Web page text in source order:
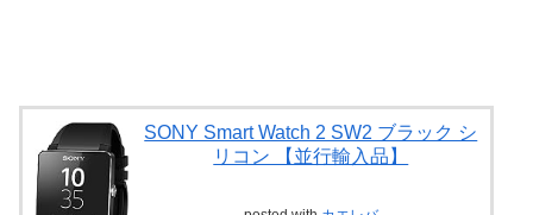
SONY Smart Watch 2 SW2 ブラック シ
リコン 【並行輸入品】